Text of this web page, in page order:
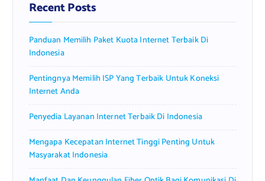
o
:
Recent Posts
Panduan Memilih Paket Kuota Internet Terbaik Di
Indonesia
Pentingnya Memilih ISP Yang Terbaik Untuk Koneksi
Internet Anda
Penyedia Layanan Internet Terbaik Di Indonesia
Mengapa Kecepatan Internet Tinggi Penting Untuk
Masyarakat Indonesia